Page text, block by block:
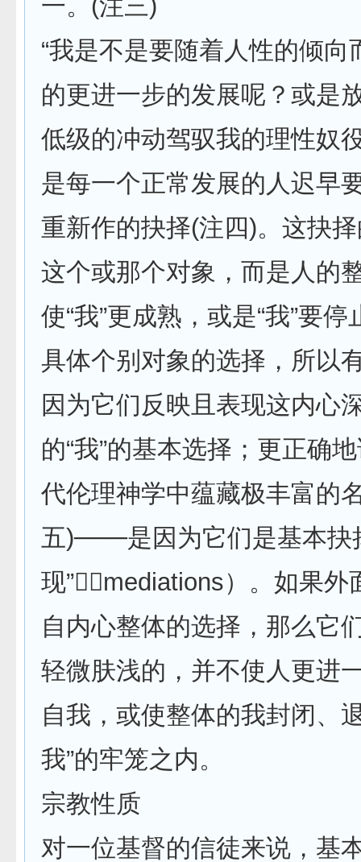
一。(注三)
“我是不是要随着人性的倾向
的更进一步的发展呢？或是
低级的冲动驾驭我的理性奴
是每一个正常发展的人迟早
重新作的抉择(注四)。这抉
这个或那个对象，而是人的
使“我”更成熟，或是“我”要停
具体个别对象的选择，所以
因为它们反映且表现这内心
的“我”的基本选择；更正确
代伦理神学中蕴藏极丰富的
五)───是因为它们是基本抉
现”（mediations）。如果
自内心整体的选择，那么它
轻微肤浅的，并不使人更进
自我，或使整体的我封闭、
我”的牢笼之内。
宗教性质
对一位基督的信徒来说，基